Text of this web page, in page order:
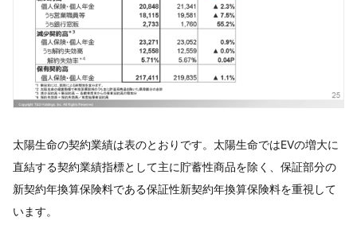
太陽生命の契約業績は表のとおりです。太陽生命ではEVの増大に
直結する契約業績指標として主に貯蓄性商品を除く、保証部分の
新契約年換算保険料である保証性新契約年換算保険料を重視して
います。